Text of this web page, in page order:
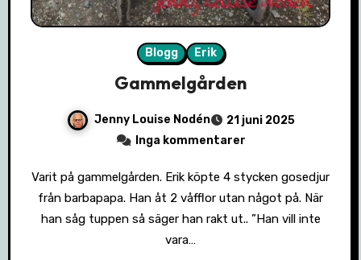
Blogg Erik
Gammelgården
Jenny Louise Nodén
21 juni 2025
Inga kommentarer
Varit på gammelgården. Erik köpte 4 stycken gosedjur
från barbapapa. Han åt 2 våfflor utan något på. När
han såg tuppen så säger han rakt ut.. ”Han vill inte
vara…